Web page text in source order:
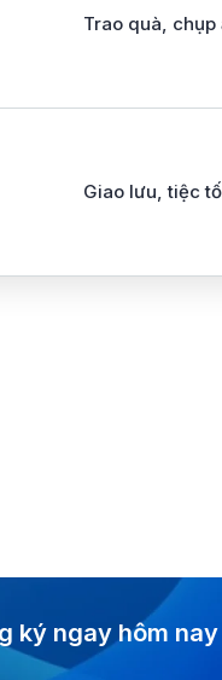
Trao quà,
Giao lưu, tiệc
ký ngay hôm